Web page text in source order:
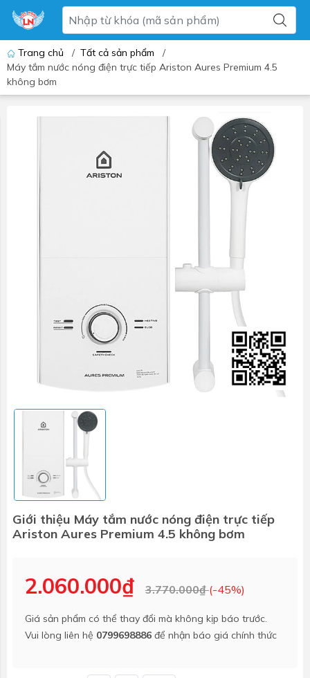
Trang chủ / Tất cả sản phẩm
/
Máy tắm nước nóng điện trực tiếp Ariston Aures Premium 4.5
không bơm
Giới thiệu Máy tắm nước nóng điện trực tiếp
Ariston Aures Premium 4.5 không bơm
2.060.000₫ 3.770.000₫(-45%)
Giá sản phẩm có thể thay đổi mà không kịp báo trước.
Vui lòng liên hệ 0799698886 để nhận báo giá chính thức